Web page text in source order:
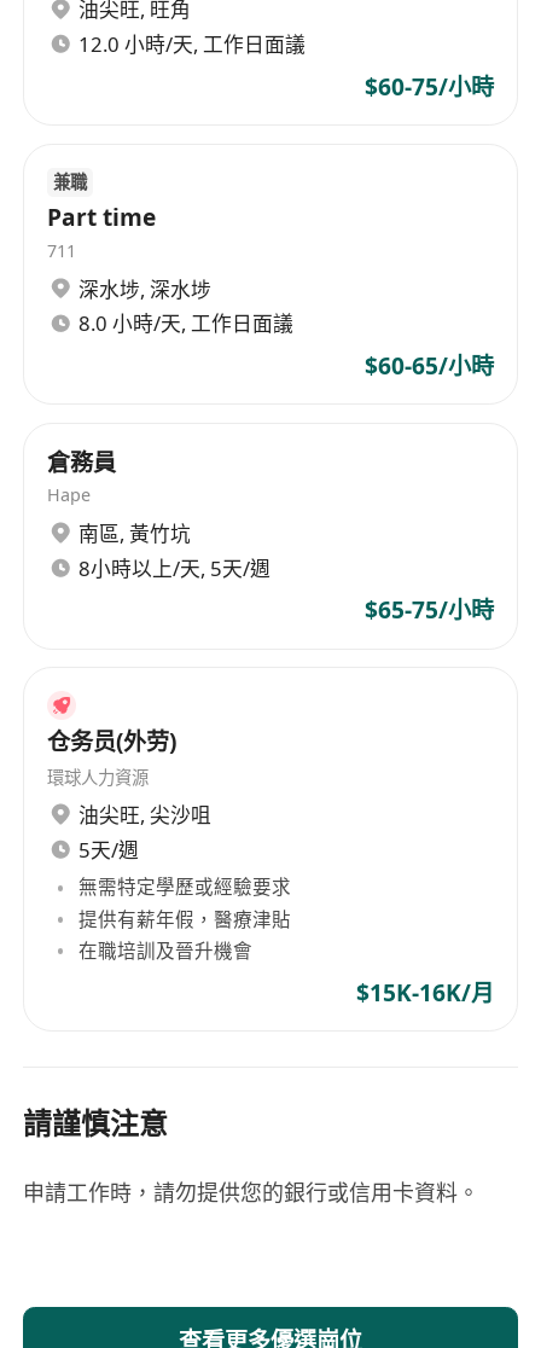
具備基本方向感與觀察力，能快速熟悉會展場地
接受現金或FPS方式結算薪資，須於面試時提供
油尖旺, 旺角
12.0 小時/天, 工作日面議
$60-75/小時
兼職
Part time
711
深水埗, 深水埗
8.0 小時/天, 工作日面議
$60-65/小時
倉務員
Hape
南區, 黃竹坑
8小時以上/天, 5天/週
$65-75/小時
仓务员(外劳)
環球人力資源
油尖旺, 尖沙咀
5天/週
無需特定學歷或經驗要求
提供有薪年假，醫療津貼
在職培訓及晉升機會
$15K-16K/月
請謹慎注意
申請工作時，請勿提供您的銀行或信用卡資料。
查看更多優選崗位